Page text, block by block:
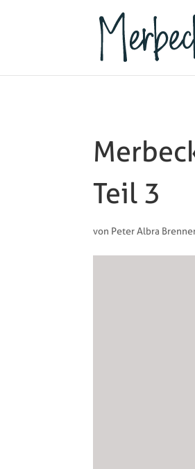
Teil 3
von Peter Albra